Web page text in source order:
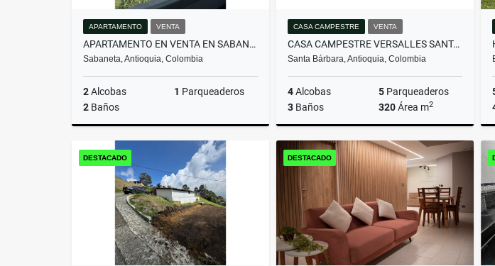
APARTAMENTO VENTA
APARTAMENTO EN VENTA EN SABANETA | SECTOR EL CARMELO
Sabaneta, Antioquia, Colombia
2Alcobas 1 Parqueaderos
2 Baños
$580.000.000
CASA CAMPESTRE VENTA
CASA CAMPESTRE VERSALLES SANTA BARBARA
Santa Bárbara, Antioquia, Colombia
4Alcobas 5 Parqueaderos
3 Baños 320Área m2
Venta
$465.000.000
DESTACADO DESTACADO